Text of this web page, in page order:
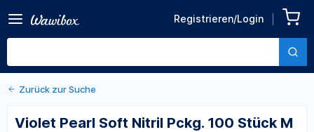
Registrieren/Login
100 Stück M
Von Omnident
Zurück zu den Produktdetails
Zurück zur Suche
Violet Pearl Soft Nitril Pckg. 100 Stück M